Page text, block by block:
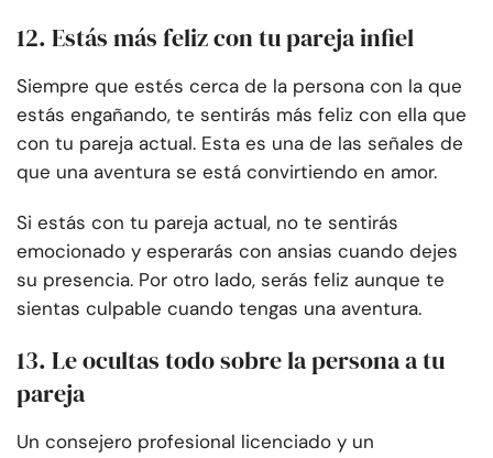
12. Estás más feliz con tu pareja infiel
Siempre que estés cerca de la persona con la que
estás engañando, te sentirás más feliz con ella que
con tu pareja actual. Esta es una de las señales de
que una aventura se está convirtiendo en amor.
Si estás con tu pareja actual, no te sentirás
emocionado y esperarás con ansias cuando dejes
su presencia. Por otro lado, serás feliz aunque te
sientas culpable cuando tengas una aventura.
13. Le ocultas todo sobre la persona a tu
pareja
Un consejero profesional licenciado y un